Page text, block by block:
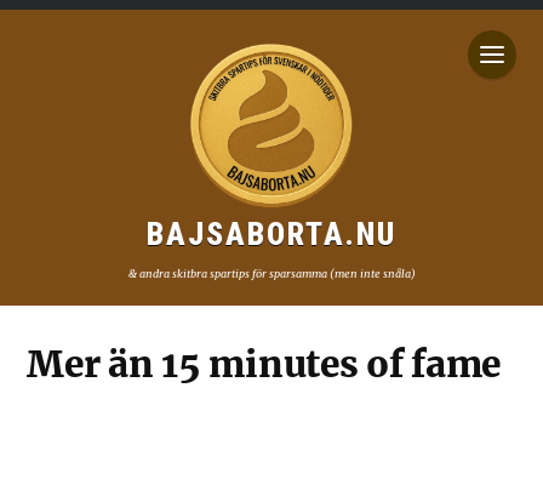
BAJSABORTA.NU
& andra skitbra spartips för sparsamma (men inte snåla)
Mer än 15 minutes of fame